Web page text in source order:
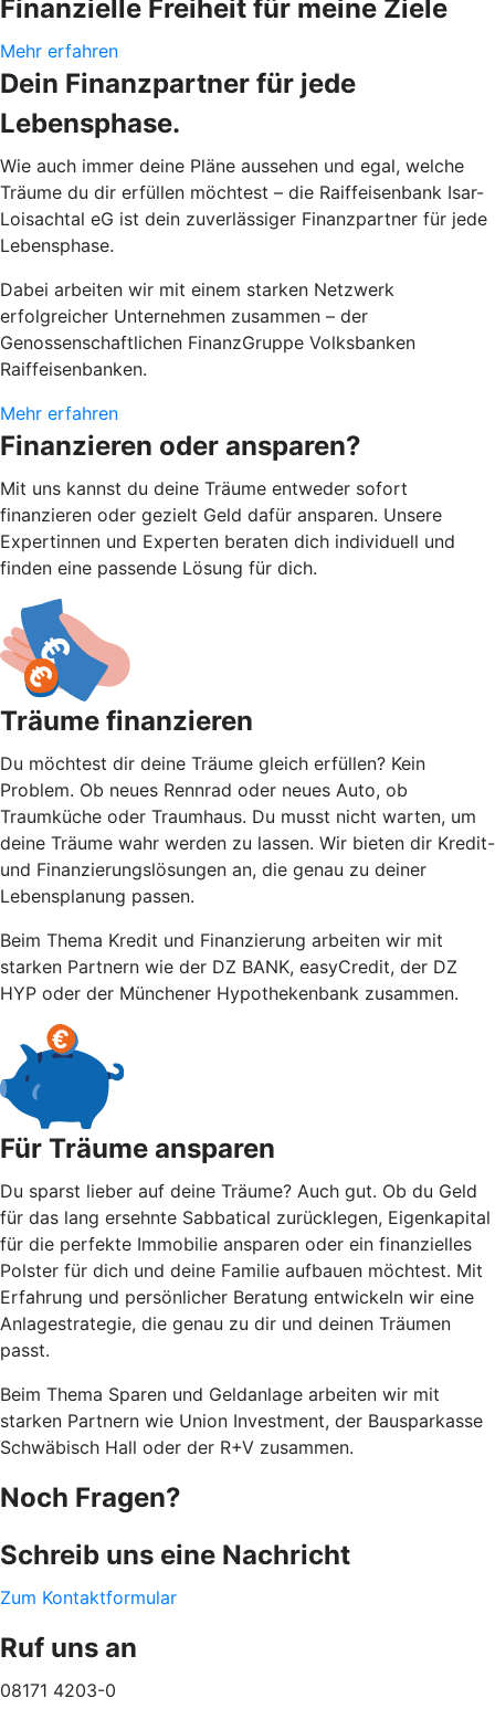
Finanzielle Freiheit für meine Ziele
Mehr erfahren
Dein Finanzpartner für jede
Lebensphase.
Wie auch immer deine Pläne aussehen und egal, welche
Träume du dir erfüllen möchtest – die Raiffeisenbank Isar-
Loisachtal eG ist dein zuverlässiger Finanzpartner für jede
Lebensphase.
Dabei arbeiten wir mit einem starken Netzwerk
erfolgreicher Unternehmen zusammen – der
Genossenschaftlichen FinanzGruppe Volksbanken
Raiffeisenbanken.
Mehr erfahren
Finanzieren oder ansparen?
Mit uns kannst du deine Träume entweder sofort
finanzieren oder gezielt Geld dafür ansparen. Unsere
Expertinnen und Experten beraten dich individuell und
finden eine passende Lösung für dich.
Träume finanzieren
Du möchtest dir deine Träume gleich erfüllen? Kein
Problem. Ob neues Rennrad oder neues Auto, ob
Traumküche oder Traumhaus. Du musst nicht warten, um
deine Träume wahr werden zu lassen. Wir bieten dir Kredit-
und Finanzierungslösungen an, die genau zu deiner
Lebensplanung passen.
Beim Thema Kredit und Finanzierung arbeiten wir mit
starken Partnern wie der DZ BANK, easyCredit, der DZ
HYP oder der Münchener Hypothekenbank zusammen.
Für Träume ansparen
Du sparst lieber auf deine Träume? Auch gut. Ob du Geld
für das lang ersehnte Sabbatical zurücklegen, Eigenkapital
für die perfekte Immobilie ansparen oder ein finanzielles
Polster für dich und deine Familie aufbauen möchtest. Mit
Erfahrung und persönlicher Beratung entwickeln wir eine
Anlagestrategie, die genau zu dir und deinen Träumen
passt.
Beim Thema Sparen und Geldanlage arbeiten wir mit
starken Partnern wie Union Investment, der Bausparkasse
Schwäbisch Hall oder der R+V zusammen.
Noch Fragen?
Schreib uns eine Nachricht
Zum Kontaktformular
Ruf uns an
08171 4203-0